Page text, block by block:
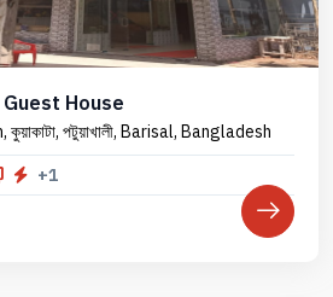
House
পটুয়াখালী, Barisal, Bangladesh
+1